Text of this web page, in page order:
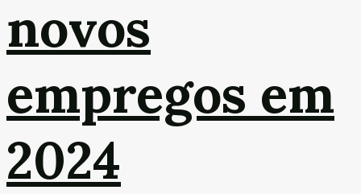
novos
empregos em
2024